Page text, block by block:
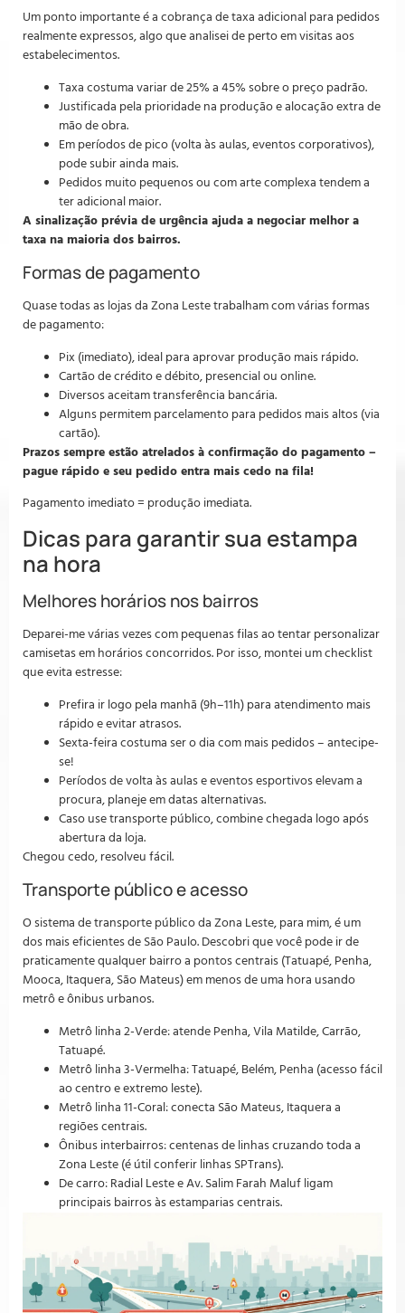
Um ponto importante é a cobrança de taxa adicional para pedidos
realmente expressos, algo que analisei de perto em visitas aos
estabelecimentos.
Taxa costuma variar de 25% a 45% sobre o preço padrão.
Justificada pela prioridade na produção e alocação extra de
mão de obra.
Em períodos de pico (volta às aulas, eventos corporativos),
pode subir ainda mais.
Pedidos muito pequenos ou com arte complexa tendem a
ter adicional maior.
A sinalização prévia de urgência ajuda a negociar melhor a
taxa na maioria dos bairros.
Formas de pagamento
Quase todas as lojas da Zona Leste trabalham com várias formas
de pagamento:
Pix (imediato), ideal para aprovar produção mais rápido.
Cartão de crédito e débito, presencial ou online.
Diversos aceitam transferência bancária.
Alguns permitem parcelamento para pedidos mais altos (via
cartão).
Prazos sempre estão atrelados à confirmação do pagamento –
pague rápido e seu pedido entra mais cedo na fila!
Pagamento imediato = produção imediata.
Dicas para garantir sua estampa
na hora
Melhores horários nos bairros
Deparei-me várias vezes com pequenas filas ao tentar personalizar
camisetas em horários concorridos. Por isso, montei um checklist
que evita estresse:
Prefira ir logo pela manhã (9h–11h) para atendimento mais
rápido e evitar atrasos.
Sexta-feira costuma ser o dia com mais pedidos – antecipe-
se!
Períodos de volta às aulas e eventos esportivos elevam a
procura, planeje em datas alternativas.
Caso use transporte público, combine chegada logo após
abertura da loja.
Chegou cedo, resolveu fácil.
Transporte público e acesso
O sistema de transporte público da Zona Leste, para mim, é um
dos mais eficientes de São Paulo. Descobri que você pode ir de
praticamente qualquer bairro a pontos centrais (Tatuapé, Penha,
Mooca, Itaquera, São Mateus) em menos de uma hora usando
metrô e ônibus urbanos.
Metrô linha 2-Verde: atende Penha, Vila Matilde, Carrão,
Tatuapé.
Metrô linha 3-Vermelha: Tatuapé, Belém, Penha (acesso fácil
ao centro e extremo leste).
Metrô linha 11-Coral: conecta São Mateus, Itaquera a
regiões centrais.
Ônibus interbairros: centenas de linhas cruzando toda a
Zona Leste (é útil conferir linhas SPTrans).
De carro: Radial Leste e Av. Salim Farah Maluf ligam
principais bairros às estamparias centrais.